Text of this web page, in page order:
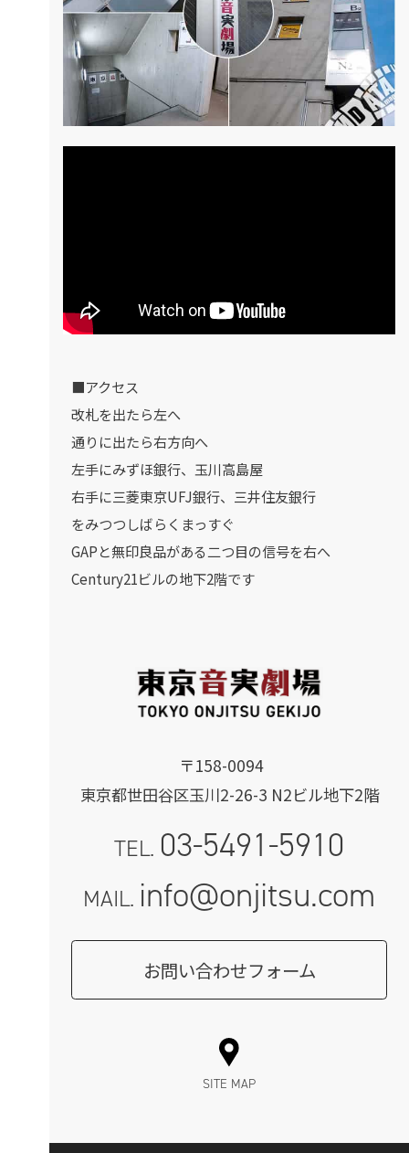
〒158-0094
東京都世田谷区玉川2-26-3 N2ビル地下2階
TEL. 03-5491-5910
MAIL. info@onjitsu.com
お問い合わせフォーム
■アクセス
改札を出たら左へ
通りに出たら右方向へ
左手にみずほ銀行、玉川高島屋
右手に三菱東京UFJ銀行、三井住友銀行
をみつつしばらくまっすぐ
GAPと無印良品がある二つ目の信号を右へ
Century21ビルの地下2階です
SITE MAP